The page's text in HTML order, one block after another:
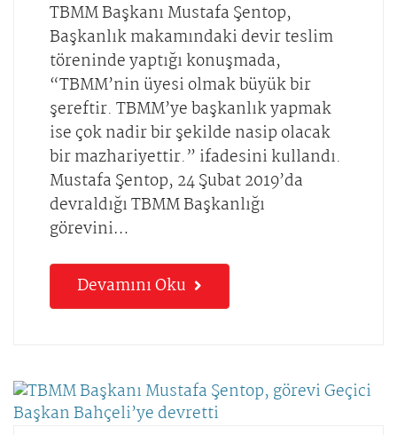
TBMM Başkanı Mustafa Şentop,
Başkanlık makamındaki devir teslim
töreninde yaptığı konuşmada,
“TBMM’nin üyesi olmak büyük bir
şereftir. TBMM’ye başkanlık yapmak
ise çok nadir bir şekilde nasip olacak
bir mazhariyettir.” ifadesini kullandı.
Mustafa Şentop, 24 Şubat 2019’da
devraldığı TBMM Başkanlığı
görevini…
Devamını Oku